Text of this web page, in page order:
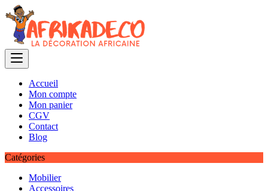
Skip
to
content
Accueil
Mon compte
Mon panier
CGV
Contact
Blog
Catégories
Mobilier
Accessoires